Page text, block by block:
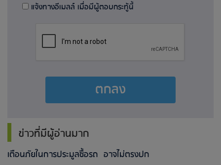
แจ้งทางอีเมลล์ เมื่อมีผู้ตอบกระทู้นี้
ตกลง
ข่าวที่มีผู้อ่านมาก
เตือนภัยในการประมูลซื้อรถ อาจไม่ตรงปก